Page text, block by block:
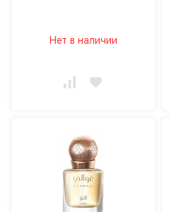
Нет в наличии